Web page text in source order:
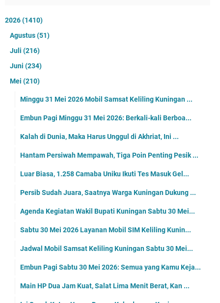
2026(1410)
Agustus(51)
Juli (216)
Juni (234)
Mei (210)
Minggu 31 Mei 2026 Mobil Samsat Keliling Kuningan ...
Embun Pagi Minggu 31 Mei 2026: Berkali-kali Berboa...
Kalah di Dunia, Maka Harus Unggul di Akhriat, Ini ...
Hantam Persiwah Mempawah, Tiga Poin Penting Pesik ...
Luar Biasa, 1.258 Camaba Uniku Ikuti Tes Masuk Gel...
Persib Sudah Juara, Saatnya Warga Kuningan Dukung ...
Agenda Kegiatan Wakil Bupati Kuningan Sabtu 30 Mei...
Sabtu 30 Mei 2026 Layanan Mobil SIM Keliling Kunin...
Jadwal Mobil Samsat Keliling Kuningan Sabtu 30 Mei...
Embun Pagi Sabtu 30 Mei 2026: Semua yang Kamu Keja...
Main HP Dua Jam Kuat, Salat Lima Menit Berat, Kan ...